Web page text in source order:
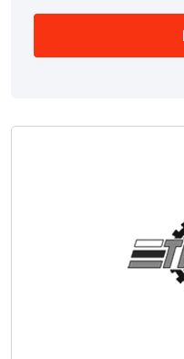
Ходовая часть
Звездочки
Блоки цилиндров
Коленчатые валы